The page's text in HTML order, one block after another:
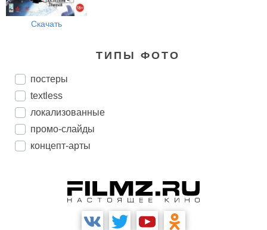
Скачать
ТИПЫ ФОТО
постеры
textless
локализованные
промо-слайды
концепт-арты